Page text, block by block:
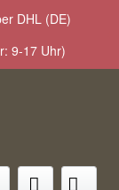
DHL (DE)
9-17 Uhr)